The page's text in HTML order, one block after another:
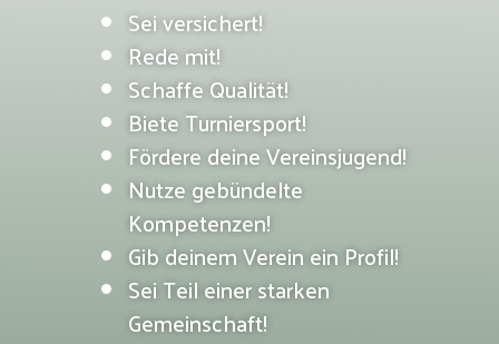
Sei versichert!
Rede mit!
Schaffe Qualität!
Biete Turniersport!
Fördere deine Vereinsjugend!
Nutze gebündelte
Kompetenzen!
Gib deinem Verein ein Profil!
Sei Teil einer starken
Gemeinschaft!